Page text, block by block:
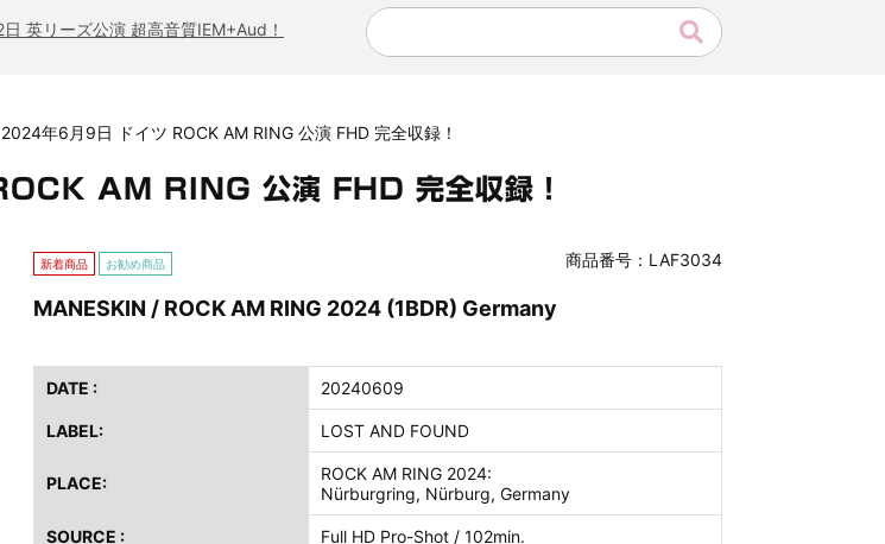
英リーズ公演 超高音質IEM+Aud！
日 リスボン公演 FHD 完全収録！
イツ ROCK AM RING 公演 FHD 完全収録！
3日 ドイツ W.O.A. 公演 FHD 完全収録！
ロラド州 2公演 SBD 完全収録！
ック’24公演 超高音質AI-SBD！
英リーズ公演 超高音質IEM+Aud！
24日 100Aniv. 米M.S.G公演 完全収録！
ィフ公演 IEM/AUD 完全収録！
日 リスボン公演 FHD 完全収録！
イツ ROCK AM RING 公演 FHD 完全収録！
年6月9日 ドイツ ROCK AM RING 公演 FHD 完全収録！
AM RING 公演 FHD 完全収録！
新着商品 お勧め商品 商品番号：LAF3034
MANESKIN / ROCK AM RING 2024 (1BDR) Germany
DATE : 20240609
LABEL: LOST AND FOUND
PLACE:
ROCK AM RING 2024:
Nürburgring, Nürburg, Germany
SOURCE : Full HD Pro-Shot / 102min.